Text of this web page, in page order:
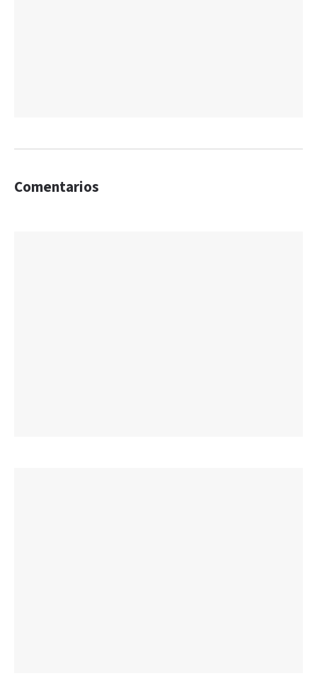
Comentarios